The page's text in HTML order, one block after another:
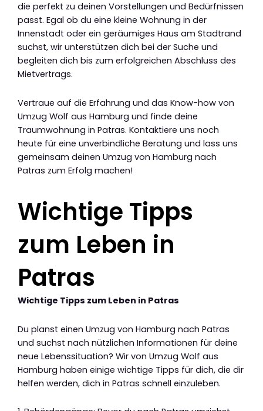
die perfekt zu deinen Vorstellungen und Bedürfnissen
passt. Egal ob du eine kleine Wohnung in der
Innenstadt oder ein geräumiges Haus am Stadtrand
suchst, wir unterstützen dich bei der Suche und
begleiten dich bis zum erfolgreichen Abschluss des
Mietvertrags.
Vertraue auf die Erfahrung und das Know-how von
Umzug Wolf aus Hamburg und finde deine
Traumwohnung in Patras. Kontaktiere uns noch
heute für eine unverbindliche Beratung und lass uns
gemeinsam deinen Umzug von Hamburg nach
Patras zum Erfolg machen!
Wichtige Tipps
zum Leben in
Patras
Wichtige Tipps zum Leben in Patras
Du planst einen Umzug von Hamburg nach Patras
und suchst nach nützlichen Informationen für deine
neue Lebenssituation? Wir von Umzug Wolf aus
Hamburg haben einige wichtige Tipps für dich, die dir
helfen werden, dich in Patras schnell einzuleben.